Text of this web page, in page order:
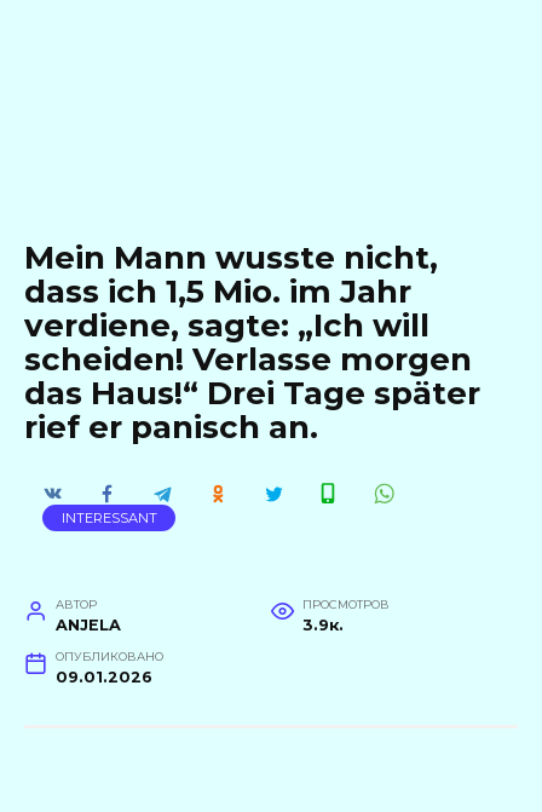
Mein Mann wusste nicht,
dass ich 1,5 Mio. im Jahr
verdiene, sagte: „Ich will
scheiden! Verlasse morgen
das Haus!“ Drei Tage später
rief er panisch an.
INTERESSANT
АВТОР
ANJELA
ПРОСМОТРОВ
3.9к.
ОПУБЛИКОВАНО
09.01.2026